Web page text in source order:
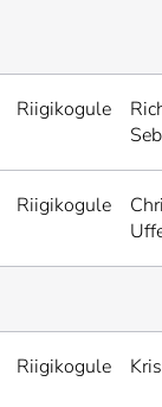
Riigikogule
Riigikogule
Riigikogule